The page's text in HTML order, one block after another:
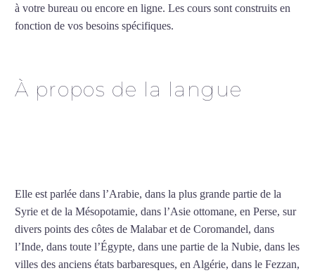
à votre bureau ou encore en ligne. Les cours sont construits en
fonction de vos besoins spécifiques.
À propos de la langue
Elle est parlée dans l’Arabie, dans la plus grande partie de la
Syrie et de la Mésopotamie, dans l’Asie ottomane, en Perse, sur
divers points des côtes de Malabar et de Coromandel, dans
l’Inde, dans toute l’Égypte, dans une partie de la Nubie, dans les
villes des anciens états barbaresques, en Algérie, dans le Fezzan,